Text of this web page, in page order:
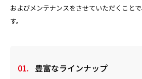
およびメンテナンスをさせていただくこと
す。
01. 豊富なラインナップ